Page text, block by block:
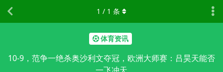
体育资讯
10-9，范争一绝杀奥沙利文夺冠，欧洲大师赛：吕昊天能否
1 / 1 条